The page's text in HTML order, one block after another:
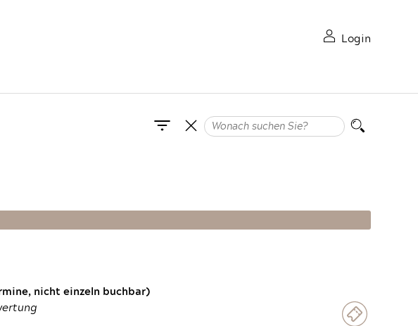
Login
nicht einzeln buchbar)